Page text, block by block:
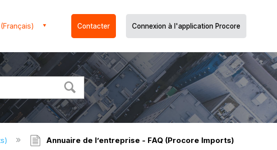
Contacter Connexion à l'application Procore
Annuaire de l’entreprise - FAQ (Procore Imports)